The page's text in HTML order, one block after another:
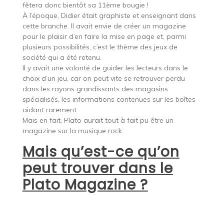
fêtera donc bientôt sa 11ème bougie !
À l’époque, Didier était graphiste et enseignant dans
cette branche. Il avait envie de créer un magazine
pour le plaisir d’en faire la mise en page et, parmi
plusieurs possibilités, c’est le thème des jeux de
société qui a été retenu.
Il y avait une volonté de guider les lecteurs dans le
choix d’un jeu, car on peut vite se retrouver perdu
dans les rayons grandissants des magasins
spécialisés, les informations contenues sur les boîtes
aidant rarement.
Mais en fait, Plato aurait tout à fait pu être un
magazine sur la musique rock.
Mais qu’est-ce qu’on
peut trouver dans le
Plato Magazine ?